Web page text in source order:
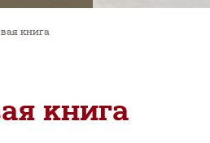
книга
книга